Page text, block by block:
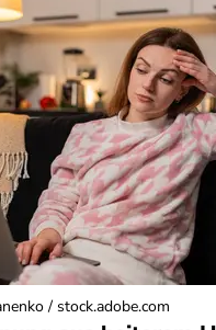
/ stock.adobe.com